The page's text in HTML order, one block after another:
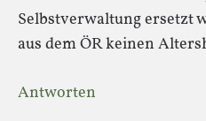
Selbstverwaltung ersetzt
aus dem ÖR keinen
Antworten